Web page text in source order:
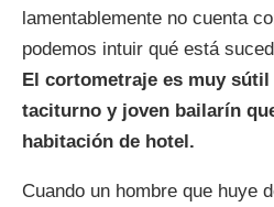
lamentablemente no cuenta
podemos intuir qué está
El cortometraje es muy
taciturno y joven bailarín
habitación de hotel.
Cuando un hombre que huye